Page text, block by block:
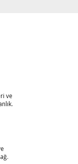
ve